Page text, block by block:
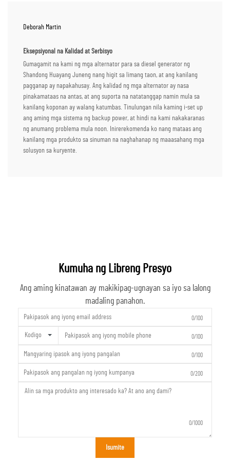
Deborah Martin
Eksepsiyonal na Kalidad at Serbisyo
Gumagamit na kami ng mga alternator para sa diesel generator ng
Shandong Huayang Juneng nang higit sa limang taon, at ang kanilang
pagganap ay napakahusay. Ang kalidad ng mga alternator ay nasa
pinakamataas na antas, at ang suporta na natatanggap namin mula sa
kanilang koponan ay walang katumbas. Tinulungan nila kaming i-set up
ang aming mga sistema ng backup power, at hindi na kami nakakaranas
ng anumang problema mula noon. Inirerekomenda ko nang mataas ang
kanilang mga produkto sa sinuman na naghahanap ng maaasahang mga
solusyon sa kuryente.
Kumuha ng Libreng Presyo
Ang aming kinatawan ay makikipag-ugnayan sa iyo sa lalong
madaling panahon.
0/100
Kodigo 0/100
0/100
0/200
0/1000
Isumite